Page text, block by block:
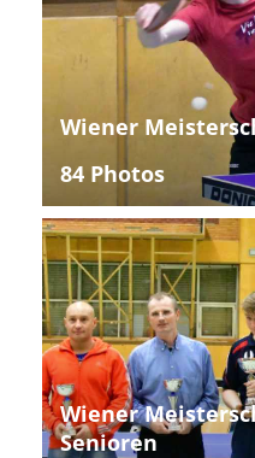
Wiener
84 Photos
Wiener
Senioren